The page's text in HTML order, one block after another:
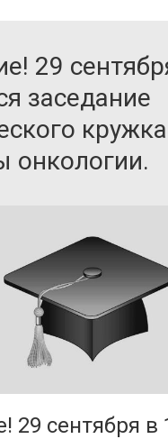
29
заседание
кружка
онкологии.
29 сентября в